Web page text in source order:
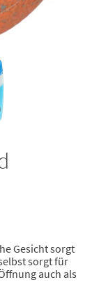
Gesicht sorgt
sorgt für
auch als